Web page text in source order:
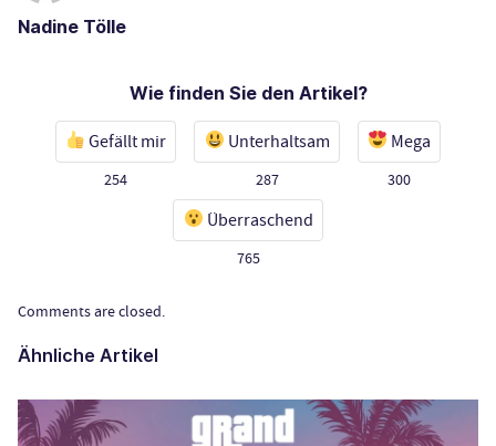
Nadine Tölle
Wie finden Sie den Artikel?
Gefällt mir
254
Unterhaltsam
287
Mega
300
Überraschend
765
Comments are closed.
Ähnliche Artikel